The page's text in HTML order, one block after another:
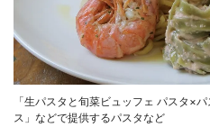
「生パスタと旬菜ビュッフェ パスタ×
ス」などで提供するパスタなど